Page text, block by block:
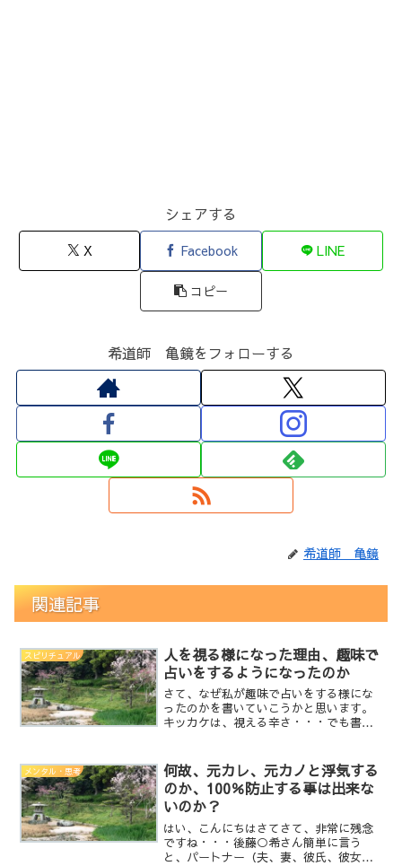
シェアする
X Facebook LINE
コピー
希道師 亀鏡をフォローする
希道師 亀鏡
関連記事
スピリチュアル
人を視る様になった理由、趣味で
占いをするようになったのか
さて、なぜ私が趣味で占いをする様にな
ったのかを書いていこうかと思います。
キッカケは、視える辛さ・・・でも書き
ちょうど１年程前なので、その話につい
て詳しく書いていこうかと...
メンタル・思考
何故、元カレ、元カノと浮気する
のか、100％防止する事は出来な
いのか？
はい、こんにちはさてさて、非常に残念
ですね・・・後藤○希さん簡単に言う
と、パートナー（夫、妻、彼氏、彼女）